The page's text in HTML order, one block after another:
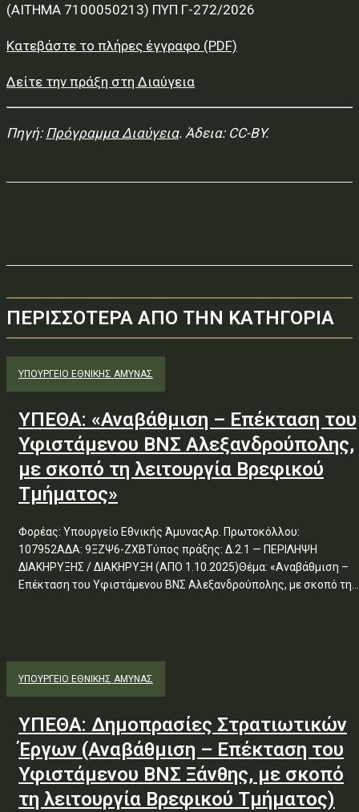
(ΑΙΤΗΜΑ 7100050213) ΠΥΠ Γ-272/2026
Κατεβάστε το πλήρες έγγραφο (PDF)
Δείτε την πράξη στη Διαύγεια
Πηγή: Πρόγραμμα Διαύγεια. Άδεια: CC-BY.
ΠΕΡΙΣΣΟΤΕΡΑ ΑΠΟ ΤΗΝ ΚΑΤΗΓΟΡΙΑ
ΥΠΟΥΡΓΕΊΟ ΕΘΝΙΚΉΣ ΆΜΥΝΑΣ
ΥΠΕΘΑ: «Αναβάθμιση – Επέκταση του
Υφιστάμενου ΒΝΣ Αλεξανδρούπολης,
με σκοπό τη λειτουργία Βρεφικού
Τμήματος»
Φορέας: Υπουργείο Εθνικής ΆμυναςΑρ. Πρωτοκόλλου:
107952ΑΔΑ: 9ΞΖΨ6-ΖΧΒΤύπος πράξης: Δ.2.1 — ΠΕΡΙΛΗΨΗ
ΔΙΑΚΗΡΥΞΗΣ / ΔΙΑΚΗΡΥΞΗ (ΑΠΟ 1.10.2025)Θέμα: «Αναβάθμιση –
Επέκταση του Υφιστάμενου ΒΝΣ Αλεξανδρούπολης, με σκοπό τη...
ΥΠΟΥΡΓΕΊΟ ΕΘΝΙΚΉΣ ΆΜΥΝΑΣ
ΥΠΕΘΑ: Δημοπρασίες Στρατιωτικών
Έργων (Αναβάθμιση – Επέκταση του
Υφιστάμενου ΒΝΣ Ξάνθης, με σκοπό
τη λειτουργία Βρεφικού Τμήματος)